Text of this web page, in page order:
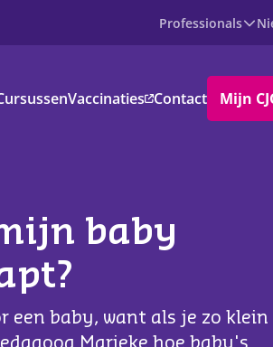
Professionals
Prenataal
Vaccinaties Contact Mijn
baby
een baby, want als je zo klein
Marieke hoe baby's